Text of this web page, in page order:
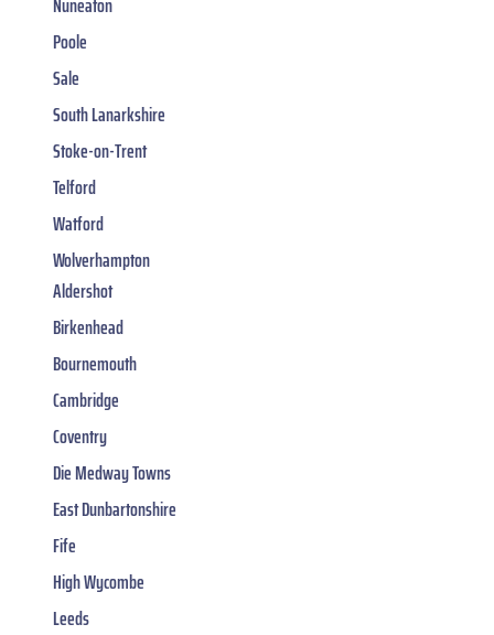
Poole
Sale
South Lanarkshire
Stoke-on-Trent
Telford
Watford
Wolverhampton
Aldershot
Birkenhead
Bournemouth
Cambridge
Coventry
Die Medway Towns
East Dunbartonshire
Fife
High Wycombe
Leeds